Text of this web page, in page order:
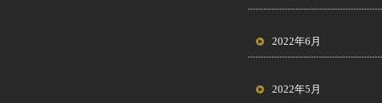
2022年6月
2022年5月